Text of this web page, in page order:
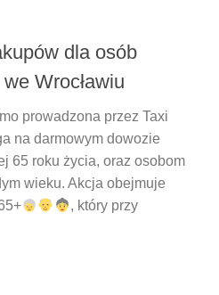
dla osób
Wrocławiu
prowadzona przez Taxi
na darmowym dowozie
65 roku życia, oraz osobom
wieku. Akcja obejmuje
, który przy